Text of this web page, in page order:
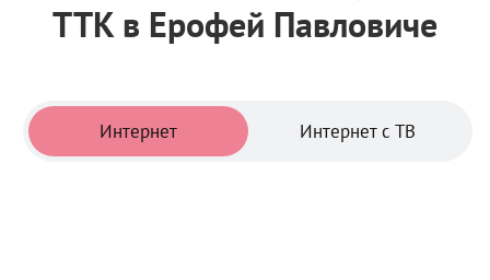
ТТК в Ерофей Павловиче
Интернет Интернет с ТВ
Тарифы